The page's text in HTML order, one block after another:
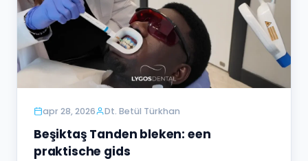
apr 28, 2026 Dt. Betül Türkhan
Beşiktaş Tanden bleken: een
praktische gids